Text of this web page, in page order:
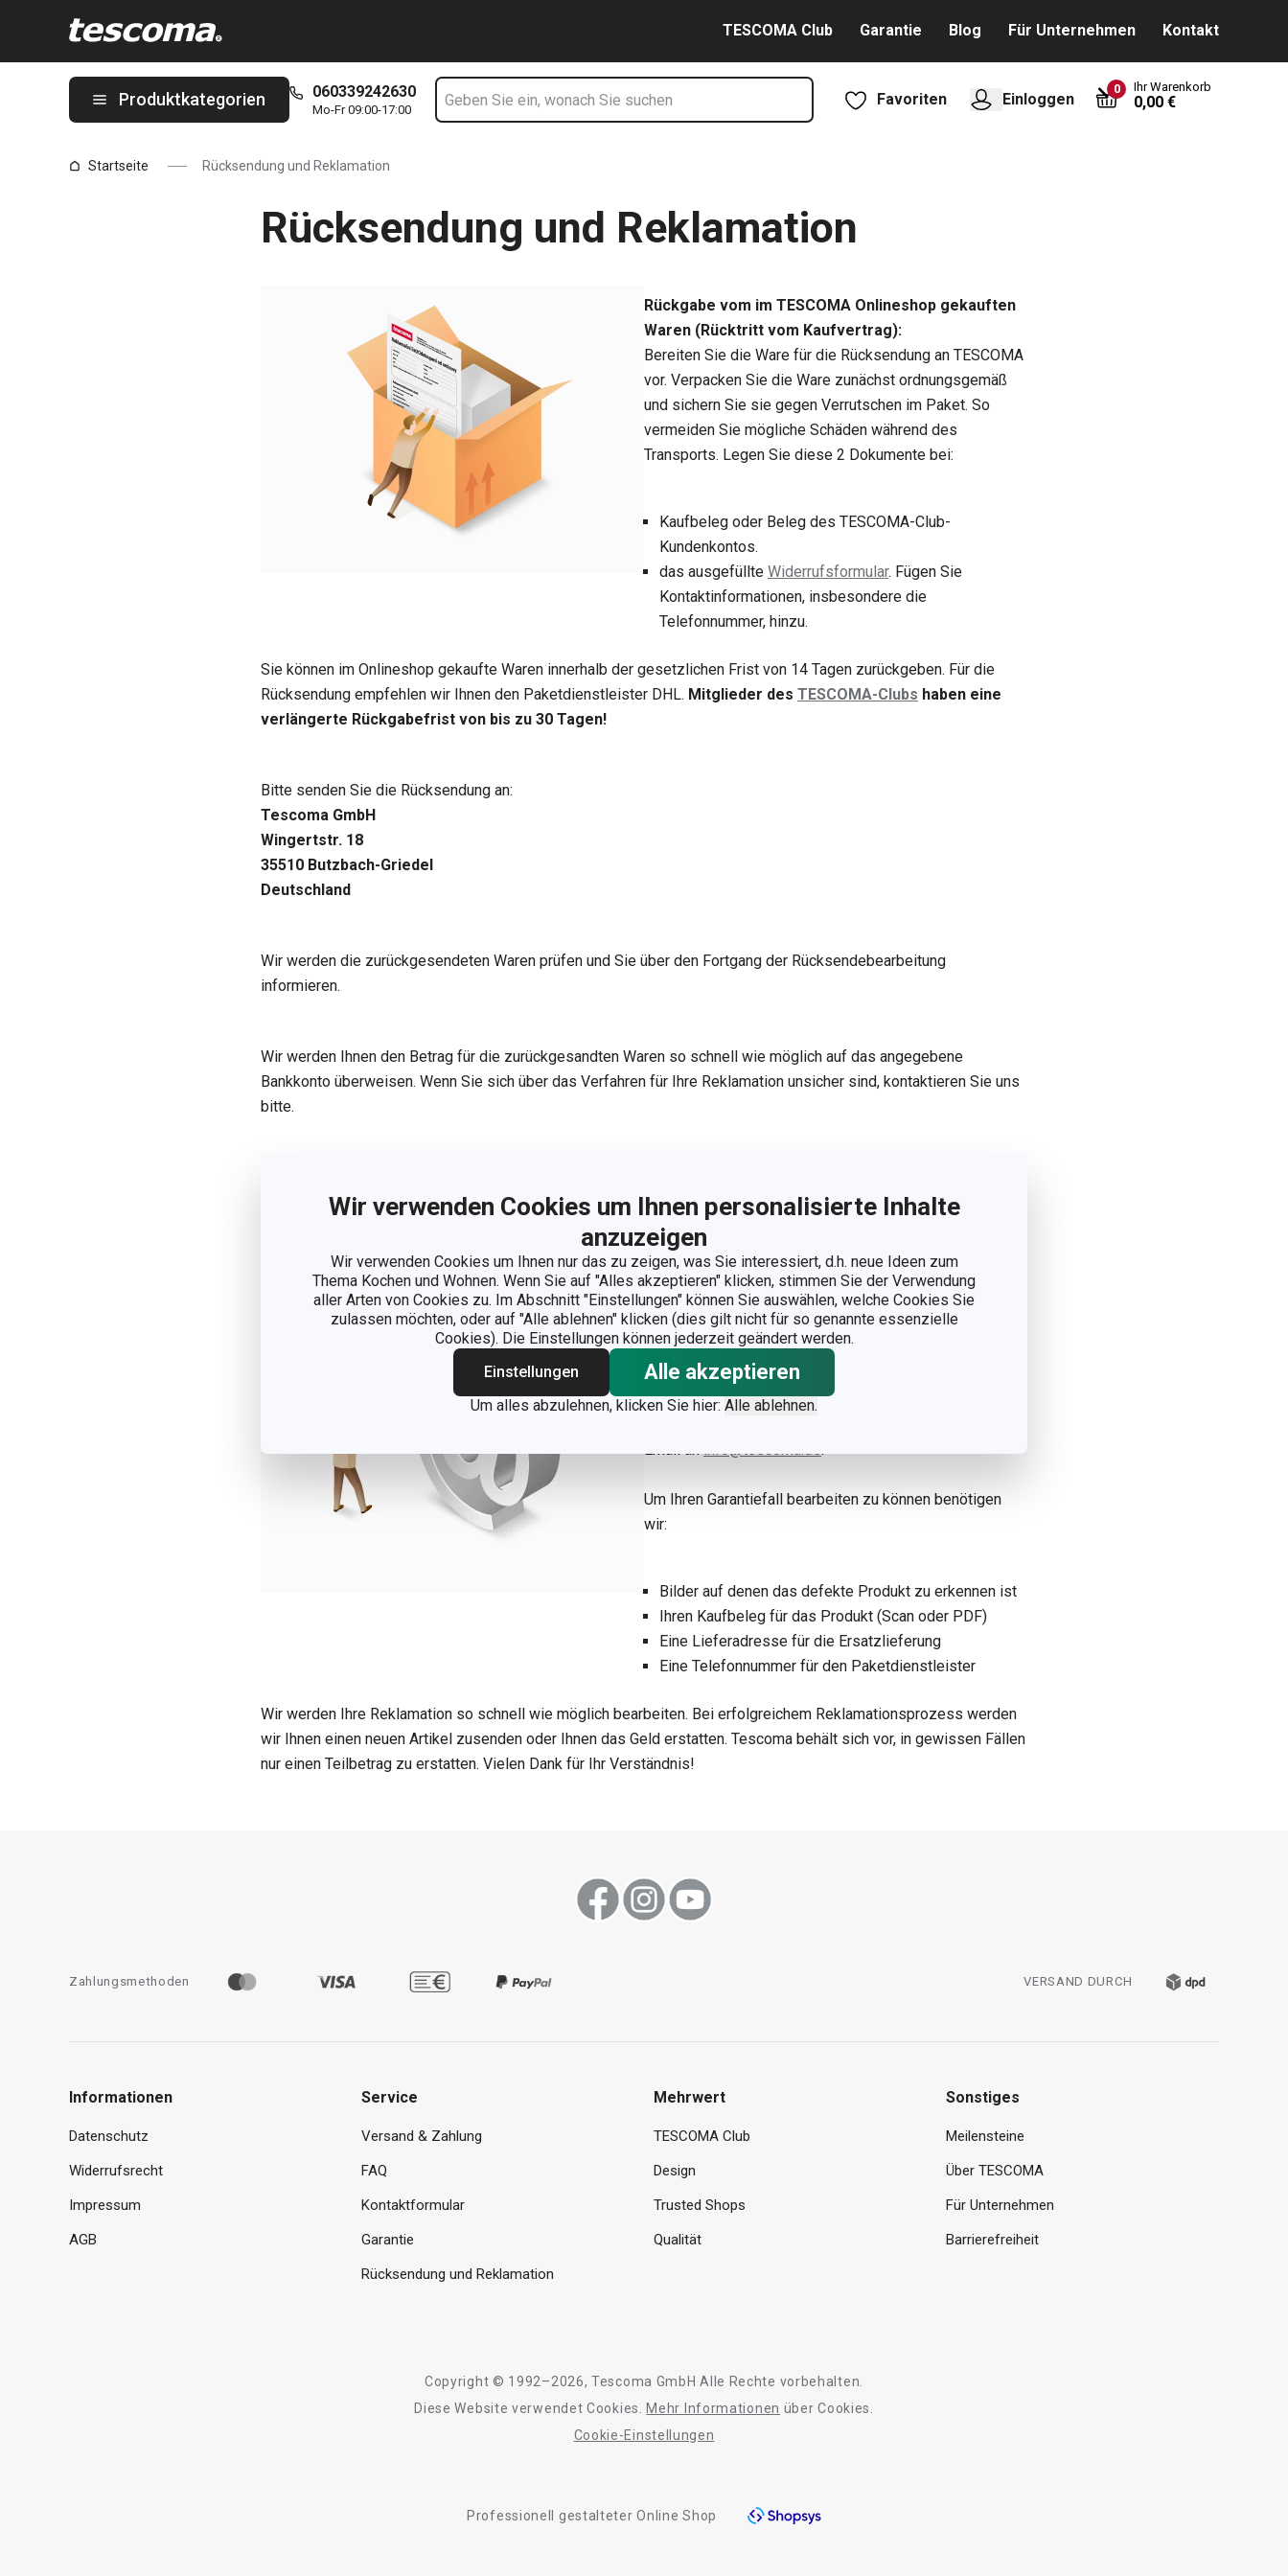
Wir verwenden Cookies um Ihnen personalisierte Inhalte
anzuzeigen
Wir verwenden Cookies um Ihnen nur das zu zeigen, was Sie interessiert, d.h. neue Ideen zum
Thema Kochen und Wohnen. Wenn Sie auf "Alles akzeptieren" klicken, stimmen Sie der Verwendung
aller Arten von Cookies zu. Im Abschnitt "Einstellungen" können Sie auswählen, welche Cookies Sie
zulassen möchten, oder auf "Alle ablehnen" klicken (dies gilt nicht für so genannte essenzielle
Cookies). Die Einstellungen können jederzeit geändert werden.
Einstellungen
Alle akzeptieren
Um alles abzulehnen, klicken Sie hier: Alle ablehnen.
TESCOMA Club Garantie Blog Für Unternehmen Kontakt
Produktkategorien 060339242630
Mo-Fr 09:00-17:00
Favoriten Einloggen
0 Ihr Warenkorb
0,00 €
Startseite Rücksendung und Reklamation
Rücksendung und Reklamation
Rückgabe vom im TESCOMA Onlineshop gekauften
Waren (Rücktritt vom Kaufvertrag):
Bereiten Sie die Ware für die Rücksendung an TESCOMA
vor. Verpacken Sie die Ware zunächst ordnungsgemäß
und sichern Sie sie gegen Verrutschen im Paket. So
vermeiden Sie mögliche Schäden während des
Transports. Legen Sie diese 2 Dokumente bei:
Kaufbeleg oder Beleg des TESCOMA-Club-
Kundenkontos.
das ausgefüllte Widerrufsformular. Fügen Sie
Kontaktinformationen, insbesondere die
Telefonnummer, hinzu.
Sie können im Onlineshop gekaufte Waren innerhalb der gesetzlichen Frist von 14 Tagen zurückgeben. Für die
Rücksendung empfehlen wir Ihnen den Paketdienstleister DHL. Mitglieder des TESCOMA-Clubs haben eine
verlängerte Rückgabefrist von bis zu 30 Tagen!
Bitte senden Sie die Rücksendung an:
Tescoma GmbH
Wingertstr. 18
35510 Butzbach-Griedel
Deutschland
Wir werden die zurückgesendeten Waren prüfen und Sie über den Fortgang der Rücksendebearbeitung
informieren.
Wir werden Ihnen den Betrag für die zurückgesandten Waren so schnell wie möglich auf das angegebene
Bankkonto überweisen. Wenn Sie sich über das Verfahren für Ihre Reklamation unsicher sind, kontaktieren Sie uns
bitte.
Mo-Fr 09:00-17:00
Reklamation von Artikeln aus dem TESCOMA-
Onlineshop
Bei Reklamations- oder Garantiefällen ist es in den
meisten Fällen nicht nötig, dass Sie uns das Produkt
Email aninfo@tescoma.de.
Um Ihren Garantiefall bearbeiten zu können benötigen
wir:
Bilder auf denen das defekte Produkt zu erkennen ist
Ihren Kaufbeleg für das Produkt (Scan oder PDF)
Eine Lieferadresse für die Ersatzlieferung
Eine Telefonnummer für den Paketdienstleister
Wir werden Ihre Reklamation so schnell wie möglich bearbeiten. Bei erfolgreichem Reklamationsprozess werden
wir Ihnen einen neuen Artikel zusenden oder Ihnen das Geld erstatten. Tescoma behält sich vor, in gewissen Fällen
nur einen Teilbetrag zu erstatten. Vielen Dank für Ihr Verständnis!
Zahlungsmethoden VERSAND DURCH
Informationen
Datenschutz
Widerrufsrecht
Impressum
AGB
Service
Versand & Zahlung
FAQ
Kontaktformular
Garantie
Rücksendung und Reklamation
Mehrwert
TESCOMA Club
Design
Trusted Shops
Qualität
Sonstiges
Meilensteine
Über TESCOMA
Für Unternehmen
Barrierefreiheit
Copyright © 1992–2026, Tescoma GmbH Alle Rechte vorbehalten.
Diese Website verwendet Cookies.
Mehr Informationen über Cookies.
Cookie-Einstellungen
Professionell gestalteter Online Shop